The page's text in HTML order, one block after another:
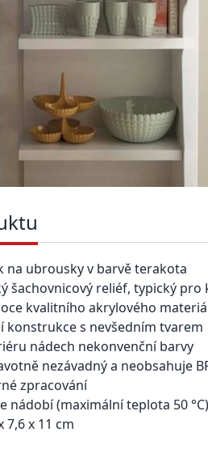
na ubrousky v barvě terakota
šachovnicový reliéf, typický pro
kvalitního akrylového
konstrukce s nevšedním tvarem
nádech nekonvenční barvy
nezávadný a neobsahuje
zpracování
nádobí (maximální teplota 50 °C)
7,6 x 11 cm